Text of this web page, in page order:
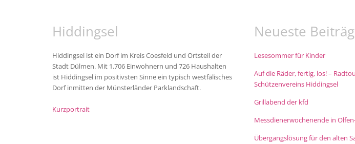
Hiddingsel
Hiddingsel ist ein Dorf im Kreis Coesfeld und Ortsteil der
Stadt Dülmen. Mit 1.706 Einwohnern und 726 Haushalten
ist Hiddingsel im positivsten Sinne ein typisch westfälisches
Dorf inmitten der Münsterländer Parklandschaft.
Kurzportrait
Neueste
Lesesommer für Kinder
Auf die Räder, fertig, los! –
Schützenvereins Hiddingsel
Grillabend der kfd
Messdienerwochenende in
Übergangslösung für den alten